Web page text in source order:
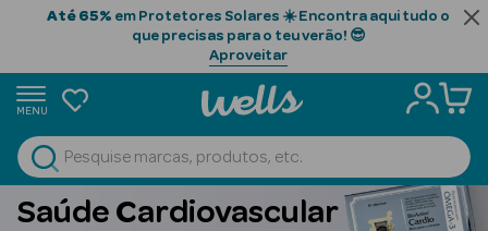
Até 65% em Protetores Solares ☀️ Encontra aqui tudo o
que precisas para o teu verão! 😎
Aproveitar
MENU
Ver Tudo
Beauty Season
Saúde Cardiovascular